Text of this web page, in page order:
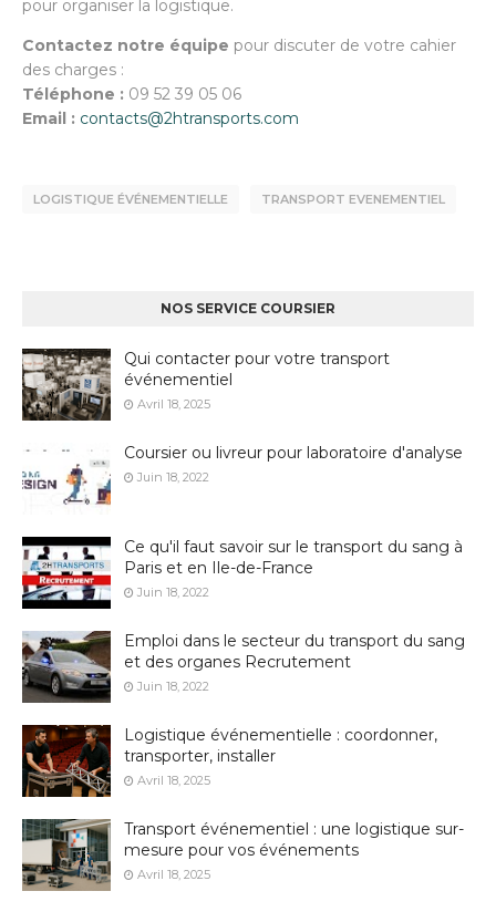
pour organiser la logistique.
Contactez notre équipe pour discuter de votre cahier
des charges :
Téléphone : 09 52 39 05 06
Email : contacts@2htransports.com
LOGISTIQUE ÉVÉNEMENTIELLE TRANSPORT EVENEMENTIEL
NOS SERVICE COURSIER
Qui contacter pour votre transport
événementiel
Avril 18, 2025
Coursier ou livreur pour laboratoire d'analyse
Juin 18, 2022
Ce qu'il faut savoir sur le transport du sang à
Paris et en Ile-de-France
Juin 18, 2022
Emploi dans le secteur du transport du sang
et des organes Recrutement
Juin 18, 2022
Logistique événementielle : coordonner,
transporter, installer
Avril 18, 2025
Transport événementiel : une logistique sur-
mesure pour vos événements
Avril 18, 2025